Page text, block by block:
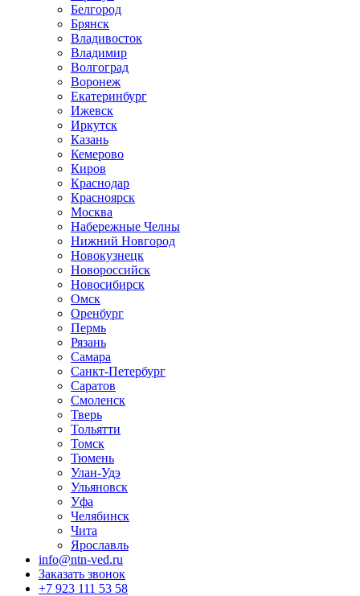
Белгород
Брянск
Владивосток
Владимир
Волгоград
Воронеж
Екатеринбург
Ижевск
Иркутск
Казань
Кемерово
Киров
Краснодар
Красноярск
Москва
Набережные Челны
Нижний Новгород
Новокузнецк
Новороссийск
Новосибирск
Омск
Оренбург
Пермь
Рязань
Самара
Санкт-Петербург
Саратов
Смоленск
Тверь
Тольятти
Томск
Тюмень
Улан-Удэ
Ульяновск
Уфа
Челябинск
Чита
Ярославль
info@ntn-ved.ru
Заказать звонок
+7 923 111 53 58